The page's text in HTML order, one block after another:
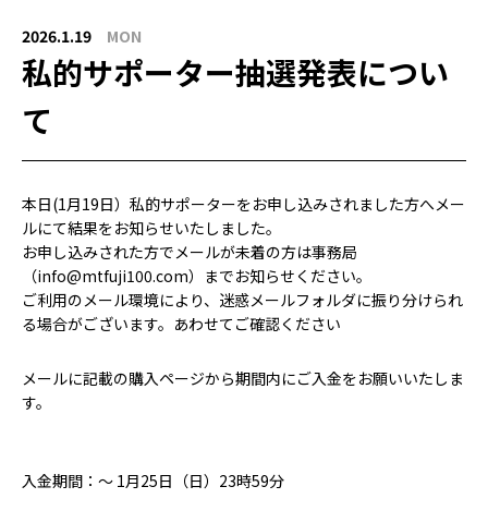
2026.1.19 MON
私的サポーター抽選発表につい
て
本日(1月19日）私的サポーターをお申し込みされました方へメー
ルにて結果をお知らせいたしました。
お申し込みされた方でメールが未着の方は事務局
（info@mtfuji100.com）までお知らせください。
ご利用のメール環境により、迷惑メールフォルダに振り分けられ
る場合がございます。あわせてご確認ください
メールに記載の購入ページから期間内にご入金をお願いいたしま
す。
入金期間：～ 1月25日（日）23時59分